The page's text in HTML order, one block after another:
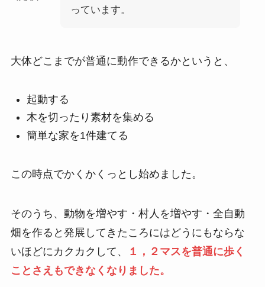
っています。
大体どこまでが普通に動作できるかというと、
起動する
木を切ったり素材を集める
簡単な家を1件建てる
この時点でかくかくっとし始めました。
そのうち、動物を増やす・村人を増やす・全自動
畑を作ると発展してきたころにはどうにもならな
いほどにカクカクして、
１，２マスを普通に歩く
ことさえもできなくなりました。